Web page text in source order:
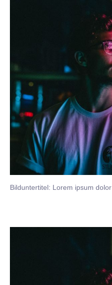
Bilduntertitel: Lorem ipsum dolor